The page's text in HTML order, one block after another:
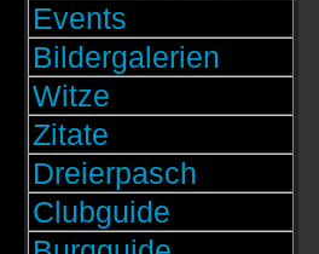
Events
Bildergalerien
Witze
Zitate
Dreierpasch
Clubguide